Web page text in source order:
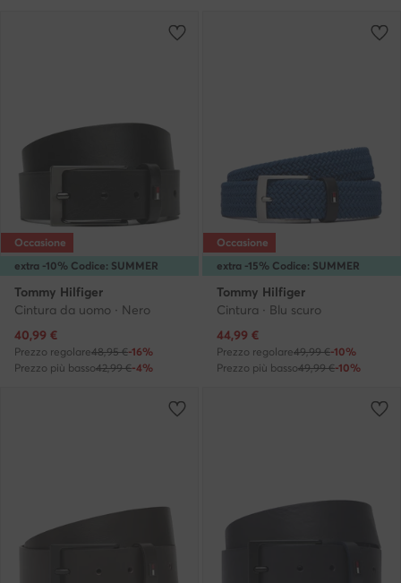
extra -10% Codice: SUMMER
Occasione
Tommy Hilfiger
Cintura da uomo · Nero
Prezzo attuale
40,99 €
Prezzo regolare48,95 €-16%
Prezzo più basso42,99 €-4%
extra -15% Codice: SUMMER
Occasione
Tommy Hilfiger
Cintura · Blu scuro
Prezzo attuale
44,99 €
Prezzo regolare49,99 €-10%
Prezzo più basso49,99 €-10%